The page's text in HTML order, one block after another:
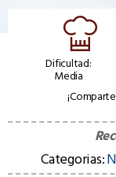
Dificultad:
Media
Categorias: